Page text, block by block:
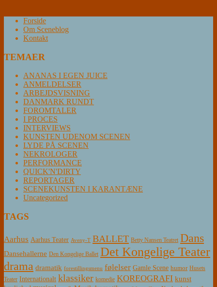
Forside
Om Sceneblog
Kontakt
TEMAER
ANANAS I EGEN JUICE
ANMELDELSER
ARBEJDSVISNING
DANMARK RUNDT
FOROMTALER
I PROCES
INTERVIEWS
KUNSTEN UDENOM SCENEN
LYDE PÅ SCENEN
NEKROLOGER
PERFORMANCE
QUICK'N'DIRTY
REPORTAGER
SCENEKUNSTEN I KARANTÆNE
Uncategorized
TAGS
Aarhus Aarhus Teater Aveny-T BALLET Betty Nansen Teatret Dans
Dansehallerne Den Kongelige Ballet Det Kongelige Teater
drama dramatik forestillingsmenu følelser Gamle Scene humor Husets
Teater Internationalt klassiker komedie KOREOGRAFI kunst